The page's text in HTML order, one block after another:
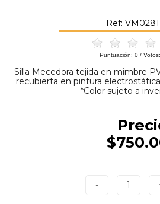
Ref: VM0281
Puntuación: 0 / Votos:
Silla Mecedora tejida en mimbre
recubierta en pintura
*Color sujeto a
- 1